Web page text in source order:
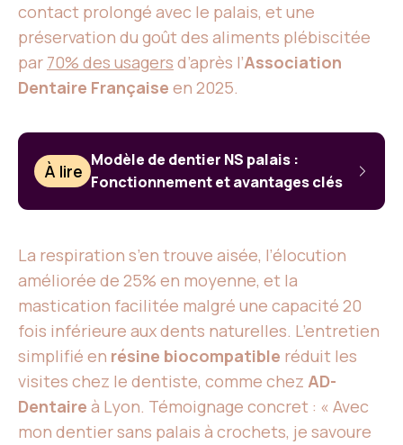
contact prolongé avec le palais, et une
préservation du goût des aliments plébiscitée
par 70% des usagers d’après l’Association
Dentaire Française en 2025.
À lire
Modèle de dentier NS palais :
Fonctionnement et avantages clés
La respiration s’en trouve aisée, l’élocution
améliorée de 25% en moyenne, et la
mastication facilitée malgré une capacité 20
fois inférieure aux dents naturelles. L’entretien
simplifié en résine biocompatible réduit les
visites chez le dentiste, comme chez AD-
Dentaire à Lyon. Témoignage concret : « Avec
mon dentier sans palais à crochets, je savoure